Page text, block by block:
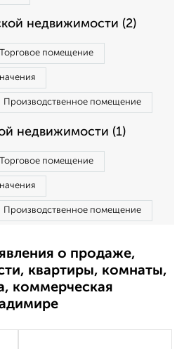
недвижимости (2)
Торговое помещение
Производственное помещение
недвижимости (1)
Торговое помещение
Производственное помещение
о продаже,
квартиры, комнаты,
коммерческая